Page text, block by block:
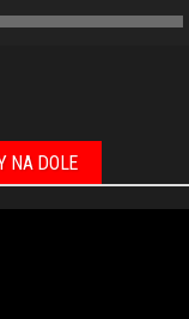
NA DOLE